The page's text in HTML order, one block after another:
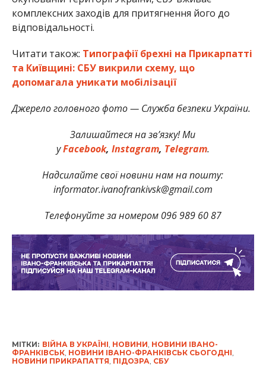
комплексних заходів для притягнення його до
відповідальності.
Читати також: Типографії брехні на Прикарпатті
та Київщині: СБУ викрили схему, що
допомагала уникати мобілізації
Джерело головного фото — Служба безпеки України.
Залишайтеся на зв’язку! Ми
уFacebook, Instagram, Telegram.
Надсилайте свої новини нам на пошту:
informator.ivanofrankivsk@gmail.com
Телефонуйте за номером 096 989 60 87
МІТКИ: ВІЙНА В УКРАЇНІ НОВИНИ НОВИНИ ІВАНО-
ФРАНКІВСЬК, НОВИНИ ІВАНО-ФРАНКІВСЬК СЬОГОДНІ
НОВИНИ ПРИКРАПАТТЯ ПІДОЗРА СБУ